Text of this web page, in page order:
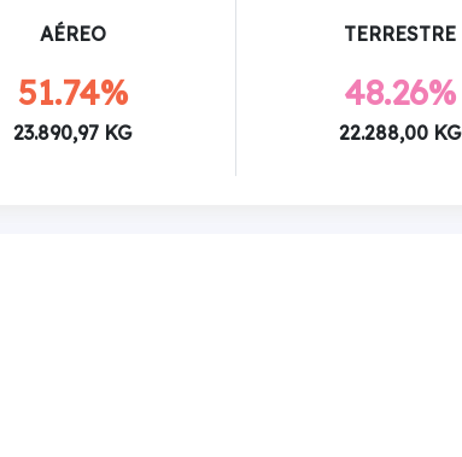
AÉREO
51.74%
23.890,97 KG
TERRESTRE
48.26%
22.288,00 KG